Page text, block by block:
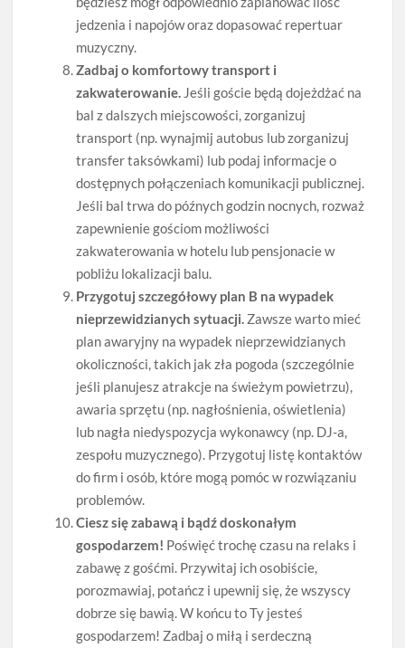
jedzenia i napojów oraz dopasować repertuar
muzyczny.
Zadbaj o komfortowy transport i
zakwaterowanie. Jeśli goście będą dojeżdżać na
bal z dalszych miejscowości, zorganizuj
transport (np. wynajmij autobus lub zorganizuj
transfer taksówkami) lub podaj informacje o
dostępnych połączeniach komunikacji publicznej.
Jeśli bal trwa do późnych godzin nocnych, rozważ
zapewnienie gościom możliwości
zakwaterowania w hotelu lub pensjonacie w
pobliżu lokalizacji balu.
Przygotuj szczegółowy plan B na wypadek
nieprzewidzianych sytuacji. Zawsze warto mieć
plan awaryjny na wypadek nieprzewidzianych
okoliczności, takich jak zła pogoda (szczególnie
jeśli planujesz atrakcje na świeżym powietrzu),
awaria sprzętu (np. nagłośnienia, oświetlenia)
lub nagła niedyspozycja wykonawcy (np. DJ-a,
zespołu muzycznego). Przygotuj listę kontaktów
do firm i osób, które mogą pomóc w rozwiązaniu
problemów.
Ciesz się zabawą i bądź doskonałym
gospodarzem! Poświęć trochę czasu na relaks i
zabawę z gośćmi. Przywitaj ich osobiście,
porozmawiaj, potańcz i upewnij się, że wszyscy
dobrze się bawią. W końcu to Ty jesteś
gospodarzem! Zadbaj o miłą i serdeczną